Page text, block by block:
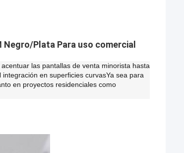
Negro/Plata Para uso comercial
las pantallas de venta minorista hasta
en superficies curvasYa sea para
en proyectos residenciales como